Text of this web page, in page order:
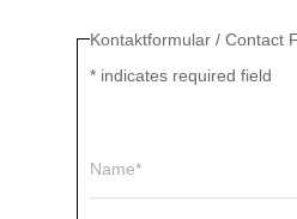
Kontaktformular / Contact
* indicates required field
Name*